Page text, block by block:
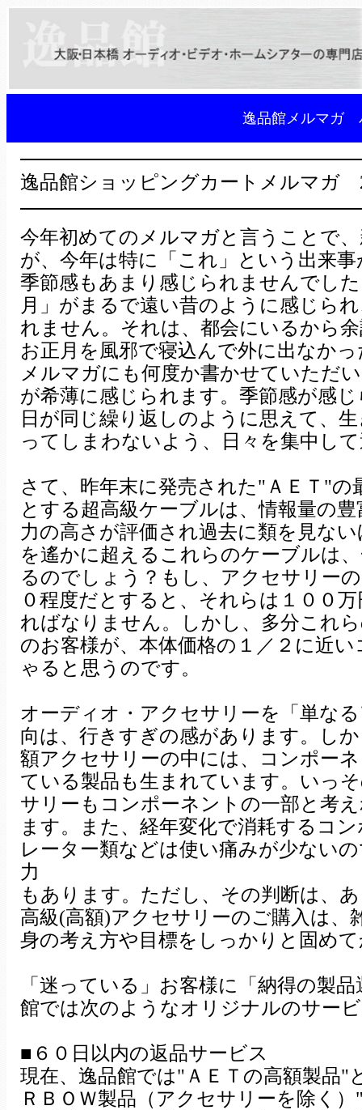
逸品館メルマガ
逸品館ショッピングカートメルマガ
今年初めてのメルマガと言うことで
が、今年は特に「これ」という出来
季節感もあまり感じられませんでし
月」がまるで遠い昔のように感じら
れません。それは、都会にいるから
お正月を風邪で寝込んで外に出なか
メルマガにも何度か書かせていただ
が希薄に感じられます。季節感が感
日が同じ繰り返しのように思えて、
ってしまわないよう、日々を集中し
さて、昨年末に発売された"ＡＥＴ"
とする超高級ケーブルは、情報量の
力の高さが評価され過去に類を見な
を遙かに超えるこれらのケーブルは
るのでしょう？もし、アクセサリー
０程度だとすると、それらは１００
ればなりません。しかし、多分これ
のお客様が、本体価格の１／２に近
ゃると思うのです。
オーディオ・アクセサリーを「単な
向は、行きすぎの感があります。し
額アクセサリーの中には、コンポー
ている製品も生まれています。いっ
サリーもコンポーネントの一部と考
ます。また、経年変化で消耗するコ
レーター類などは使い痛みが少ない
力
もあります。ただし、その判断は、
高級(高額)アクセサリーのご購入は
身の考え方や目標をしっかりと固め
「迷っている」お客様に「納得の製
館では次のようなオリジナルのサー
■６０日以内の返品サービス
現在、逸品館では"ＡＥＴの高額製品
ＲＢＯＷ製品（アクセサリーを除く